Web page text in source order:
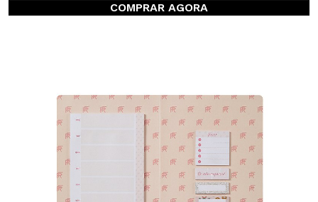
COMPRAR AGORA